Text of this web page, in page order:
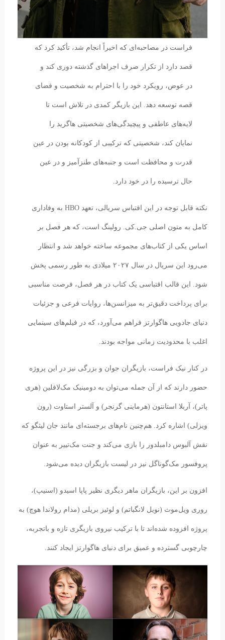
فراست در مصاحبه‌ای که اخیراً انجام شد، تأکید کرد که
قصد دارد از تکرار صرف اجراهای گذشته دوری کند و
در عوض، رویکرد خود را با احترام به شخصیت و فضای
قصه توسعه دهد. این بازیگر کمدی در تلاش است تا
لایه‌های عاطفی و پیچیدگی‌های شخصیتی هاگرید را
نمایان کند، شخصیتی که ترکیبی از کودکانه بودن در عین
قدرت و محافظت است و جنبه‌های طنزآمیز و در عین
حال ترسیده را در خود دارد.
نکته قابل توجه در این اقتباس سریالی، تعهد HBO به وفاداری
کامل به متون اصلی جی.کی. رولینگ است، که هر فصل بر
اساس یکی از کتاب‌های مجموعه ساخته خواهد شد و انتظار
می‌رود این سریال در سال ۲۰۲۷ میلادی به طور رسمی پخش
شود. این قالب اقتباسی یک کتاب در هر فصل، فرصت مناسبی
برای پرداخت دقیق‌تر به میزانسن‌ها، روایات فرعی و جزئیات
دنیای جادویی هاگوارتز فراهم می‌آورد، که در فیلم‌های سینمایی
اغلب با محدودیت زمانی مواجه بودند.
در کنار نیک فراست، بازیگران جوان و بزرگی نیز در این پروژه
حضور دارند که از آن جمله می‌توان به دومینیک مک‌لافلین (هری
پاتر)، آربلا استانتون (هرماینی گرنجر) و آلستر استاوت (رون
ویزلی) اشاره کرد. هم‌چنین نام‌های برجسته‌ای مانند جان لیثگو که
نقش آلبوس دامبلدور را بازی می‌کند و جنت مک‌تییر به عنوان
پروفسور مک‌گوناگل نیز در لیست بازیگران دیده می‌شود.
افزون بر این، بازیگران ماهر دیگری نظیر پاپا اسیدو (اسنیپ)،
روری ویل‌موث (نویل لانگباتم) و لوئیز بریلی (مدام رولاندا هوچ) به
پروژه افزوده شده‌اند تا با ترکیب نیروی بازیگری تازه و باتجربه،
چارچوبی گسترده و عمیق برای دنیای هاگوارتز ایجاد کنند.